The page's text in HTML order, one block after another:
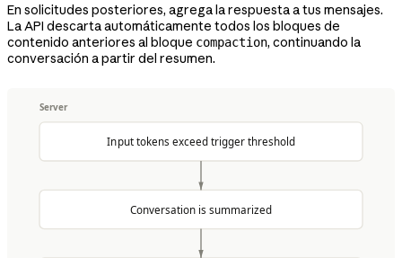
En solicitudes posteriores, agrega la respuesta a tus mensajes.
La API descarta automáticamente todos los bloques de
contenido anteriores al bloque compaction, continuando la
conversación a partir del resumen.